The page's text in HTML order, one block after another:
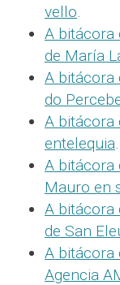
vello.
A bitácora
de María
A bitácora
do
A bitácora
entelequia.
A bitácora
Mauro en
A bitácora
de San
A bitácora
Agencia